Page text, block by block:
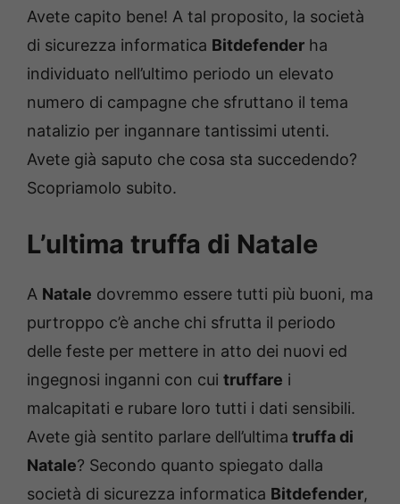
Avete capito bene! A tal proposito, la società
di sicurezza informatica Bitdefender ha
individuato nell’ultimo periodo un elevato
numero di campagne che sfruttano il tema
natalizio per ingannare tantissimi utenti.
Avete già saputo che cosa sta succedendo?
Scopriamolo subito.
L’ultima truffa di Natale
A Natale dovremmo essere tutti più buoni, ma
purtroppo c’è anche chi sfrutta il periodo
delle feste per mettere in atto dei nuovi ed
ingegnosi inganni con cui truffare i
malcapitati e rubare loro tutti i dati sensibili.
Avete già sentito parlare dell’ultima truffa di
Natale? Secondo quanto spiegato dalla
società di sicurezza informatica Bitdefender,